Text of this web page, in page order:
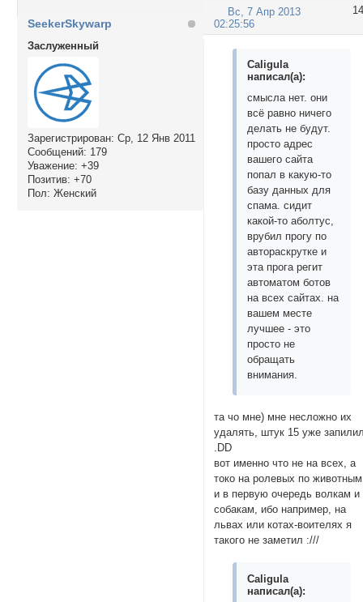
14
Вс, 7 Апр 2013
02:25:56
SeekerSkywarp
Заслуженный
Зарегистрирован: Ср, 12 Янв 2011
Сообщений: 179
Уважение: +39
Позитив: +70
Пол: Женский
Caligula
написал(а):
смысла нет. они
всё равно ничего
делать не будут.
просто адрес
вашего сайта
попал в какую-то
базу данных для
спама. сидит
какой-то аболтус,
врубил прогу по
автораскрутке и
эта прога регит
автоматом ботов
на всех сайтах. на
вашем месте
лучшее - это
просто не
обращать
внимания.
та чо мне) мне несложно их
удалять, штук 15 уже
.DD
вот именно что не на всех, а
токо на ролевых по животным
и в первую очередь волкам и
собакам, ибо например, на
львах или котах-воителях я
такого не заметил :///
Caligula
написал(а):